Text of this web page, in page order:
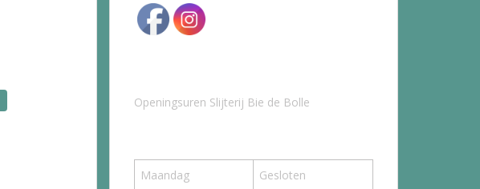
Openingsuren Slijterij Bie de Bolle
Maandag
Gesloten